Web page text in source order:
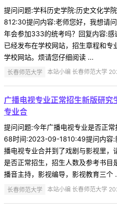
提问问题:学科历史学院:历史文化
812:30提问内容:老师您好，我想请
年会参加333的统考吗？回复内容:
已经发布在学校网站，招生章程和专
学校网站。烦请您仔细阅读 ...
长春师范大学 本站小编 长春师范大学
广播电视专业正常招生新版研
专业合
提问问题:今年广播电视专业是否正
68时间:2023-09-1810:49提问内容:
播电视专业合并到了戏剧与影视里，
是否正常招生，招生人数及参考书目
播音主持，影视编导，影视教育三个
长春师范大学 本站小编 长春师范大学